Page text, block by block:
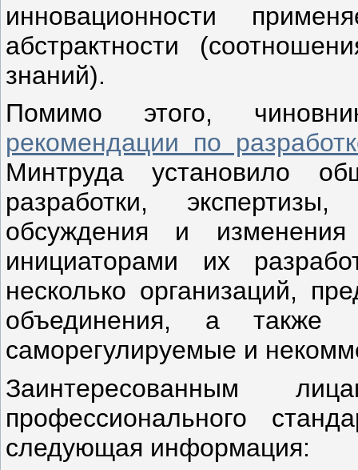
инновационности
абстрактности
знаний).
Помимо этого,
рекомендации по
Минтруда установило
разработки, экспертизы,
обсуждения и
инициаторами их
несколько организаций,
объединения, а также
саморегулируемые и
Заинтересованным
профессионального
следующая информация: